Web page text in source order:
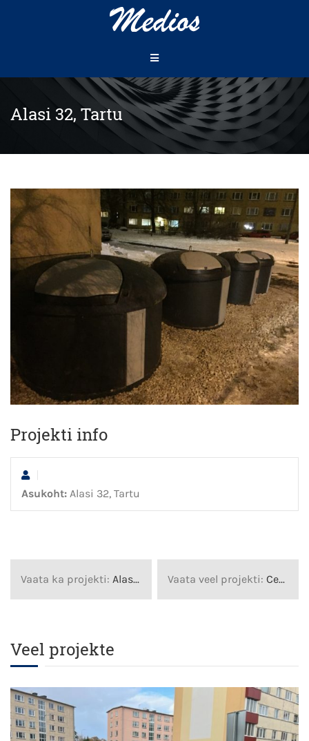
Alasi 32, Tartu
Projekti info
Asukoht: Alasi 32, Tartu
Vaata ka projekti: Alasi 31, Tartu Vaata veel projekti: Cesis, Läti
Veel projekte